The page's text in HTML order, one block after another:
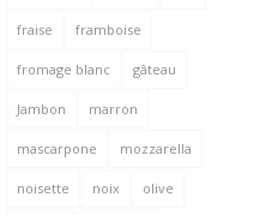
fraise framboise
fromage blanc gâteau
Jambon marron
mascarpone mozzarella
noisette noix olive